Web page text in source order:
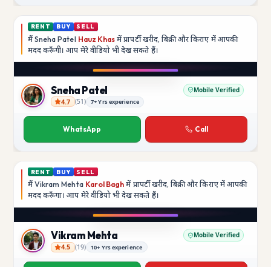
RENT BUY SELL
मैं Sneha Patel Hauz Khas में प्रापर्टी खरीद, बिक्री और किराए में आपकी
मददकरूँगी। आप मेरे वीडियो भी देख सकते हैं।
Sneha Patel
Sneha Patel Mobile Verified
4.7 (51) 7+ Yrs experience
WhatsApp Call
RENT BUY SELL
मैं Vikram Mehta Karol Bagh में प्रापर्टी खरीद, बिक्री और किराए में आपकी
मददकरूँगा। आप मेरे वीडियो भी देख सकते हैं।
Vikram Mehta
Vikram Mehta Mobile Verified
4.5 (19) 10+ Yrs experience